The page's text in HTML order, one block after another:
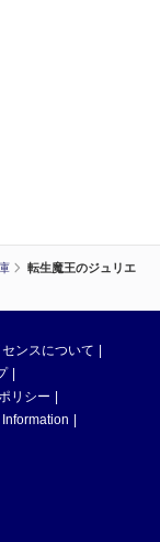
転生魔王のジュリエ
センスについて
リシー